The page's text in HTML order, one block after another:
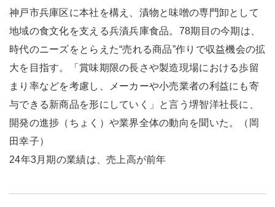
神戸市兵庫区に本社を構え、漬物と味噌の専門卸として
地域の食文化を支える兵漬兵庫食品。78期目の今期は、
時代のニーズをとらえた“売れる商品”作りで収益機会の拡
大を目指す。「賞味期限の長さや製造現場における歩留
まり率などを考慮し、メーカーや小売業者の利益にも寄
与できる新商品を形にしていく」と言う堺智洋社長に、
開発の進捗（ちょく）や業界全体の動向を聞いた。（岡
田幸子）
24年3月期の業績は、売上高が前年